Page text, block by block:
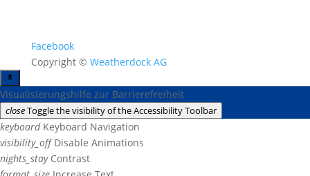
Facebook
Copyright © Weatherdock AG
Visualisierungshilfe zur Barrierefreiheit
closeToggle the visibility of the Accessibility Toolbar
keyboard Keyboard Navigation
visibility_off Disable Animations
nights_stay Contrast